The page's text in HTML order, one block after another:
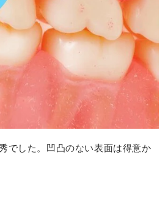
でした。凹凸のない表面は得意か